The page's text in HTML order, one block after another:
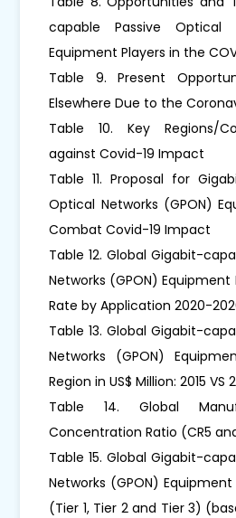
capable Passive Optical
Equipment Players in the
Table 9. Present
Elsewhere Due to the
Table 10. Key Regions/
against Covid-19 Impact
Table 11. Proposal for
Optical Networks (GPON)
Combat Covid-19 Impact
Table 12. Global Gigabit-
Networks (GPON)
Rate by Application 2020-
Table 13. Global Gigabit-
Networks (GPON)
Region in US$ Million: 2015 VS
Table 14. Global
Concentration Ratio (CR5
Table 15. Global Gigabit-
Networks (GPON)
(Tier 1, Tier 2 and Tier 3)